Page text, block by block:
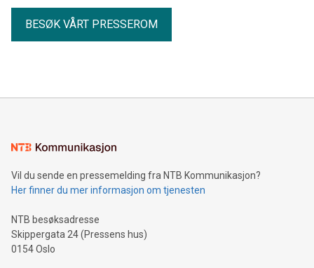
BESØK VÅRT PRESSEROM
Vil du sende en pressemelding fra NTB Kommunikasjon?
Her finner du mer informasjon om tjenesten
NTB besøksadresse
Skippergata 24 (Pressens hus)
0154 Oslo